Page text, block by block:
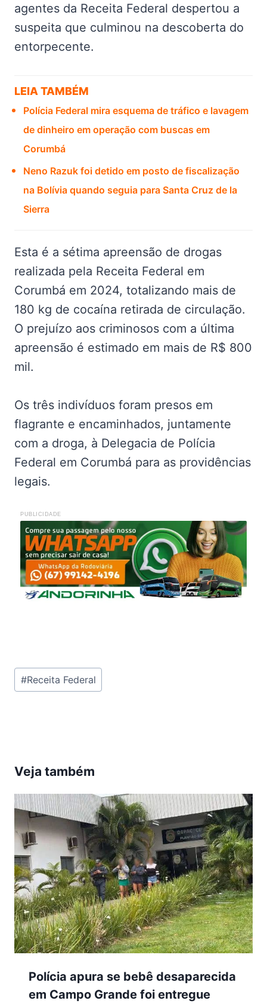
agentes da Receita Federal despertou a
suspeita que culminou na descoberta do
entorpecente.
LEIA TAMBÉM
Polícia Federal mira esquema de tráfico e lavagem
de dinheiro em operação com buscas em
Corumbá
Neno Razuk foi detido em posto de fiscalização
na Bolívia quando seguia para Santa Cruz de la
Sierra
Esta é a sétima apreensão de drogas
realizada pela Receita Federal em
Corumbá em 2024, totalizando mais de
180 kg de cocaína retirada de circulação.
O prejuízo aos criminosos com a última
apreensão é estimado em mais de R$ 800
mil.
Os três indivíduos foram presos em
flagrante e encaminhados, juntamente
com a droga, à Delegacia de Polícia
Federal em Corumbá para as providências
legais.
PUBLICIDADE
Tags
do
#Receita Federal
Veja também
Polícia apura se bebê desaparecida
em Campo Grande foi entregue